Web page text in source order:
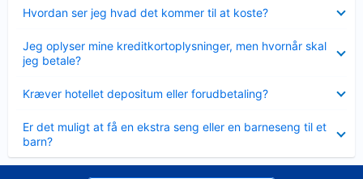
Hvordan ser jeg hvad det kommer til at koste?
Jeg oplyser mine kreditkortoplysninger, men hvornår skal
jeg betale?
Kræver hotellet depositum eller forudbetaling?
Er det muligt at få en ekstra seng eller en barneseng til et
barn?